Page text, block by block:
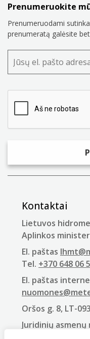
Prenumeruokite
Prenumeruodami
prenumeratą galėsite
Kontaktai
Lietuvos
Aplinkos
El. paštas
Tel. +370 648 06
El. paštas
Oršos g. 8, LT-
Juridinių